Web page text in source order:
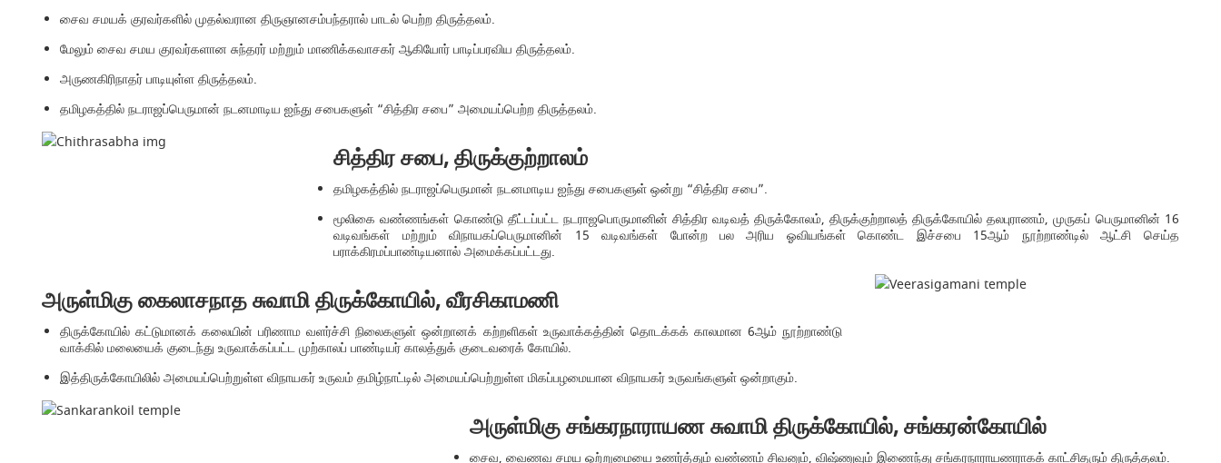
சைவ சமயக் குரவர்களில் முதல்வரான திருஞானசம்பந்தரால் பாடல் பெற்ற திருத்தலம்.
மேலும் சைவ சமய குரவர்களான சுந்தரர் மற்றும் மாணிக்கவாசகர் ஆகியோர் பாடிப்பரவிய திருத்தலம்.
அருணகிரிநாதர் பாடியுள்ள திருத்தலம்.
தமிழகத்தில் நடராஜப்பெருமான் நடனமாடிய ஐந்து சபைகளுள் “சித்திர சபை” அமையப்பெற்ற திருத்தலம்.
சித்திர சபை, திருக்குற்றாலம்
தமிழகத்தில் நடராஜப்பெருமான் நடனமாடிய ஐந்து சபைகளுள் ஒன்று “சித்திர சபை”.
மூலிகை வண்ணங்கள் கொண்டு தீட்டப்பட்ட நடராஜபொருமானின் சித்திர வடிவத் திருக்கோலம், திருக்குற்றாலத் திருக்கோயில் தலபுராணம், முருகப் பெருமானின் 16
வடிவங்கள் மற்றும் விநாயகப்பெருமானின் 15 வடிவங்கள் போன்ற பல அரிய ஓவியங்கள் கொண்ட இச்சபை 15ஆம் நூற்றாண்டில் ஆட்சி செய்த
பராக்கிரமப்பாண்டியனால் அமைக்கப்பட்டது.
அருள்மிகு கைலாசநாத சுவாமி திருக்கோயில், வீரசிகாமணி
திருக்கோயில் கட்டுமானக் கலையின் பரிணாம வளர்ச்சி நிலைகளுள் ஒன்றானக் கற்றளிகள் உருவாக்கத்தின் தொடக்கக் காலமான 6ஆம் நூற்றாண்டு
வாக்கில் மலையைக் குடைந்து உருவாக்கப்பட்ட முற்காலப் பாண்டியர் காலத்துக் குடைவரைக் கோயில்.
இத்திருக்கோயிலில் அமையப்பெற்றுள்ள விநாயகர் உருவம் தமிழ்நாட்டில் அமையப்பெற்றுள்ள மிகப்பழமையான விநாயகர் உருவங்களுள் ஒன்றாகும்.
அருள்மிகு சங்கரநாராயண சுவாமி திருக்கோயில், சங்கரன்கோயில்
சைவ, வைணவ சமய ஒற்றுமையை உணர்த்தும் வண்ணம் சிவனும், விஷ்ணுவும் இணைந்து சங்கரநாராயணராகக் காட்சிதரும் திருத்தலம்.